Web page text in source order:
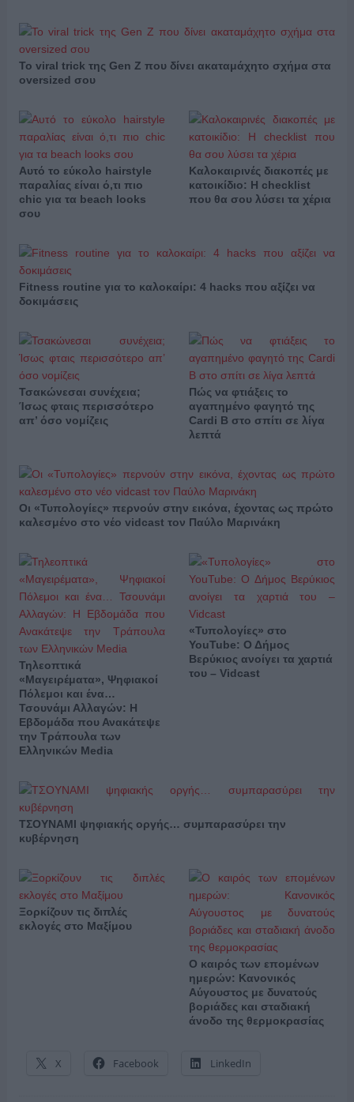
Το viral trick της Gen Z που δίνει ακαταμάχητο σχήμα στα
oversized σου
Αυτό το εύκολο hairstyle
παραλίας είναι ό,τι πιο
chic για τα beach looks
σου
Καλοκαιρινές διακοπές με
κατοικίδιο: Η checklist
που θα σου λύσει τα χέρια
Fitness routine για το καλοκαίρι: 4 hacks που αξίζει να
δοκιμάσεις
Τσακώνεσαι συνέχεια;
Ίσως φταις περισσότερο
απ’ όσο νομίζεις
Πώς να φτιάξεις το
αγαπημένο φαγητό της
Cardi B στο σπίτι σε λίγα
λεπτά
Οι «Τυπολογίες» περνούν στην εικόνα, έχοντας ως πρώτο
καλεσμένο στο νέο vidcast τον Παύλο Μαρινάκη
Τηλεοπτικά
«Μαγειρέματα», Ψηφιακοί
Πόλεμοι και ένα…
Τσουνάμι Αλλαγών: Η
Εβδομάδα που Ανακάτεψε
την Τράπουλα των
Ελληνικών Media
«Τυπολογίες» στο
YouTube: Ο Δήμος
Βερύκιος ανοίγει τα χαρτιά
του – Vidcast
ΤΣΟΥΝΑΜΙ ψηφιακής οργής… συμπαρασύρει την
κυβέρνηση
Ξορκίζουν τις διπλές
εκλογές στο Μαξίμου
Ο καιρός των επομένων
ημερών: Κανονικός
Αύγουστος με δυνατούς
βοριάδες και σταδιακή
άνοδο της θερμοκρασίας
X Facebook LinkedIn